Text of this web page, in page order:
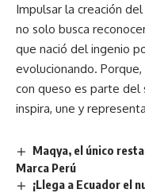
Impulsar la creación
no solo busca
que nació del ingenio
evolucionando.
con queso es parte del
inspira, une y
Maqya, el único
Marca Perú
¡Llega a Ecuador el